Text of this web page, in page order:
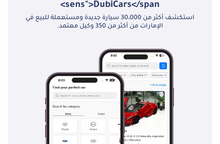
sens">DubiCars</span>
استكشف أكثر من 30،000 سيارة جديدة ومستعملة للبيع في
الإمارات من أكثر من 350 وكيل معتمد.